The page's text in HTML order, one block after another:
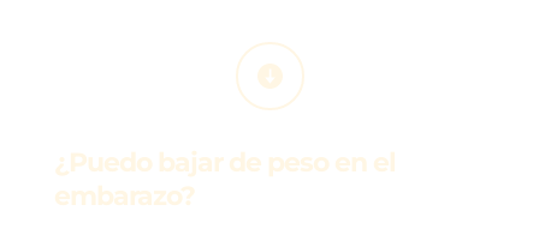
¿Puedo bajar de peso en el
embarazo?